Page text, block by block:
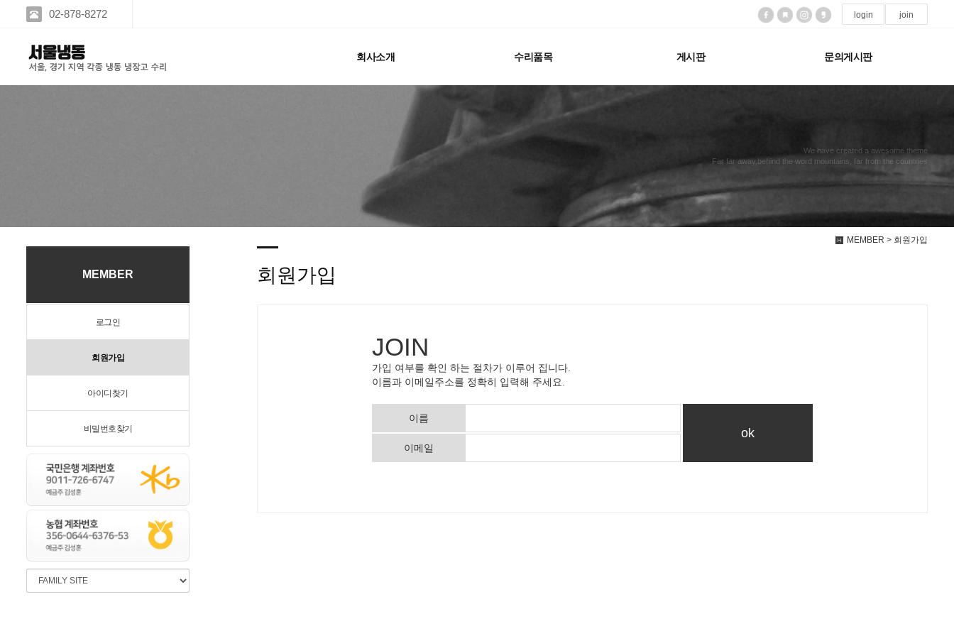
02-878-8272 login join
회사소개 수리품목 게시판 문의게시판
We have created a awesome theme
Far far away,behind the word mountains, far from the countries
MEMBER > 회원가입
MEMBER
로그인
회원가입
아이디찾기
비밀번호찾기
회원가입
JOIN
가입 여부를 확인 하는 절차가 이루어 집니다.
이름과 이메일주소를 정확히 입력해 주세요.
이름
이메일